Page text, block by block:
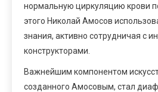
нормальную циркуляцию крови
этого Николай Амосов
знания, активно сотрудничая с
конструкторами.
Важнейшим компонентом
созданного Амосовым, стал